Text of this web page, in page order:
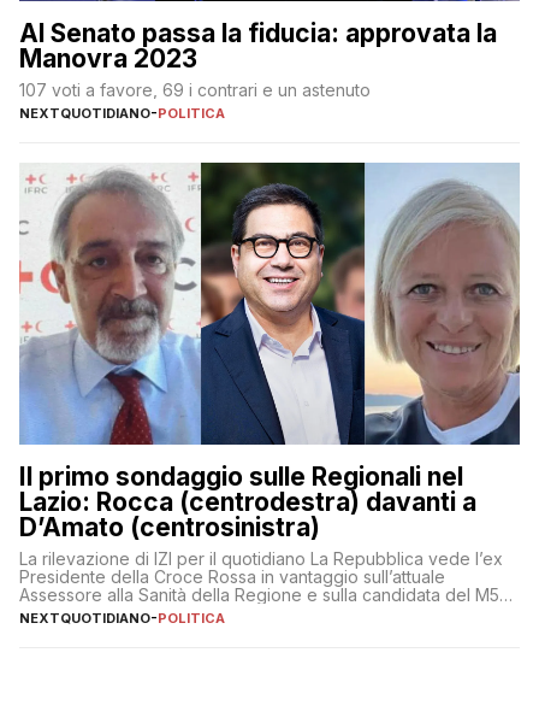
Al Senato passa la fiducia: approvata la
Manovra 2023
107 voti a favore, 69 i contrari e un astenuto
NEXTQUOTIDIANO-POLITICA
Il primo sondaggio sulle Regionali nel
Lazio: Rocca (centrodestra) davanti a
D’Amato (centrosinistra)
La rilevazione di IZI per il quotidiano La Repubblica vede l’ex
Presidente della Croce Rossa in vantaggio sull’attuale
Assessore alla Sanità della Regione e sulla candidata del M5S
Donatella Bianchi
NEXTQUOTIDIANO-POLITICA